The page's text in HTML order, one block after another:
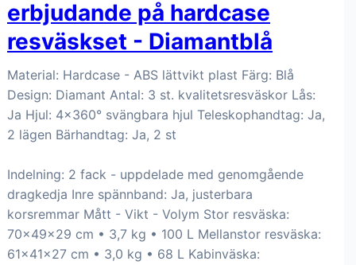
erbjudande på hardcase
resväskset - Diamantblå
Material: Hardcase - ABS lättvikt plast Färg: Blå
Design: Diamant Antal: 3 st. kvalitetsresväskor Lås:
Ja Hjul: 4x360° svängbara hjul Teleskophandtag: Ja,
2 lägen Bärhandtag: Ja, 2 st
Indelning: 2 fack - uppdelade med genomgående
dragkedja Inre spännband: Ja, justerbara
korsremmar Mått - Vikt - Volym Stor resväska:
70x49x29 cm • 3,7 kg • 100 L Mellanstor resväska:
61x41x27 cm • 3,0 kg • 68 L Kabinväska: